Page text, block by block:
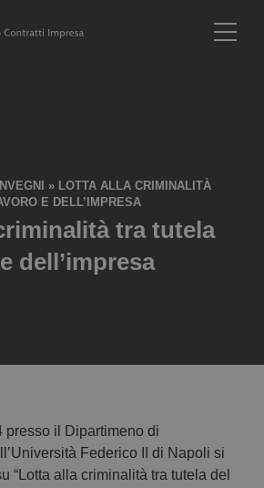
» LOTTA ALLA CRIMINALITÀ
E DELL’IMPRESA
tra tutela
dell’impresa
presso il Dipartimeno di
Federico II di Napoli si
“Lotta alla criminalità tra tutela del